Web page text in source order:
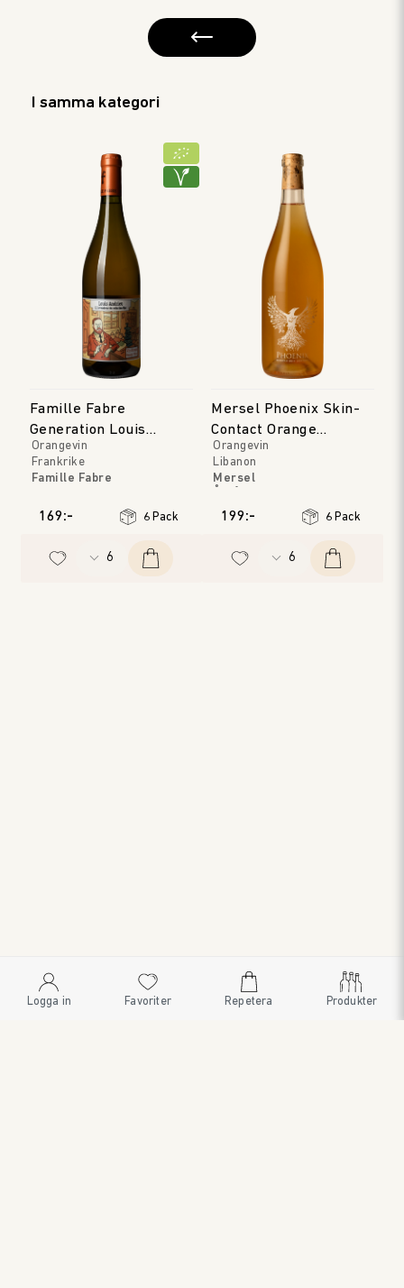
I samma kategori
Famille Fabre
Generation Louis
Andrieu
Orangevin
Frankrike
Famille Fabre
169:- 6 Pack
Mersel Phoenix Skin-
Contact Orange
Merwah
Orangevin
Libanon
Mersel
199:- 6 Pack
Logga in Favoriter Repetera Produkter